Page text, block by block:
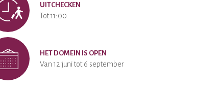
UITCHECKEN
Tot 11:00
HET DOMEIN IS OPEN
Van 12 juni tot 6 september